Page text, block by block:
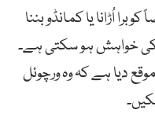
اُڑانا یا کمانڈو بننا
خواہش ہو سکتی ہے۔
دیا ہے کہ وہ ورچوئل